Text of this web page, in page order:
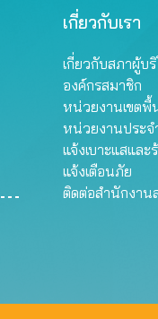
เกี่ยวกับเรา
เกี่ยวกับสภาผู้บ
องค์กรสมาชิก
หน่วยงานเขตพื้
หน่วยงานประจ
แจ้งเบาะแสและ
แจ้งเตือนภัย
ติดต่อสำนักงาน